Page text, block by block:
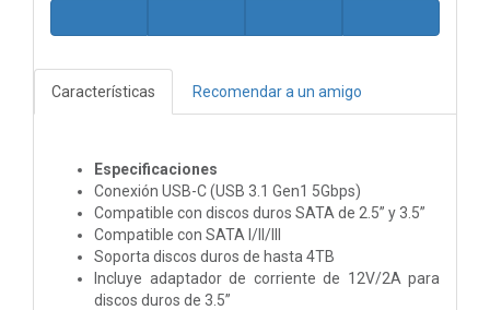
Características Recomendar a un amigo
Especificaciones
Conexión USB-C (USB 3.1 Gen1 5Gbps)
Compatible con discos duros SATA de 2.5” y 3.5”
Compatible con SATA I/II/III
Soporta discos duros de hasta 4TB
Incluye adaptador de corriente de 12V/2A para
discos duros de 3.5”